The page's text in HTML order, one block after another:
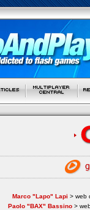
Marco "Lapo" Lapi > web
Paolo "BAX" Bassino >